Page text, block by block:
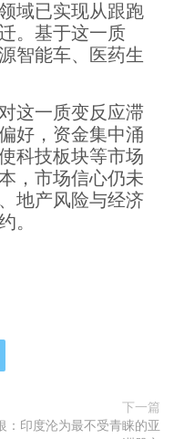
域已实现从跟跑
。基于这一质
智能车、医药生
这一质变反应滞
好，资金集中涌
科技板块等市场
，市场信心仍未
地产风险与经济
。
下一篇
：印度沦为最不受青睐的亚